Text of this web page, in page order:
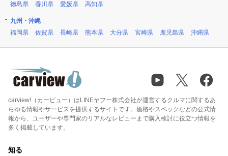
徳島県
香川県 愛媛県 高知県
九州・沖縄
福岡県
佐賀県 長崎県 熊本県 大分県 宮崎県 鹿児島県 沖縄県
carview!（カービュー）はLINEヤフー株式会社が運営するクルマに関するあ
らゆる情報やサービスを提供するサイトです。価格やスペックなどの公式情
報から、ユーザーや専門家のリアルなレビューまで購入検討に役立つ情報を
多く掲載しています。
知る